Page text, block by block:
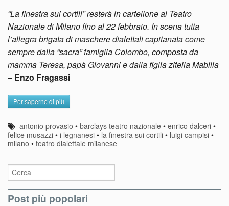
“La finestra sui cortili” resterà in cartellone al Teatro
Nazionale di Milano fino al 22 febbraio. In scena tutta
l’allegra brigata di maschere dialettali capitanata come
sempre dalla “sacra” famiglia Colombo, composta da
mamma Teresa, papà Giovanni e dalla figlia zitella Mabilia
– Enzo Fragassi
Per saperne di più
antonio provasio •barclays teatro nazionale •enrico dalceri •
felice musazzi • i legnanesi • la finestra sui cortili • luigi campisi •
milano • teatro dialettale milanese
Post più popolari